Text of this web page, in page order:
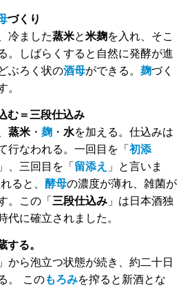
づくり
冷ました蒸米と米麹を入れ、そこ
。しばらくすると自然に発酵が進
ぶろく状の酒母ができる。 麹づく
む＝三段仕込み
蒸米 ・ 麹 ・ 水を加える。仕込みは
行なわれる。一回目を「初添
」、三回目を「留添え 」と言いま
ると、 酵母の濃度が薄れ、雑菌が
。この「三段仕込み 」は日本酒独
に確立されました。
る。
」から泡立つ状態が続き、約二十日
。 このもろみを搾ると新酒とな